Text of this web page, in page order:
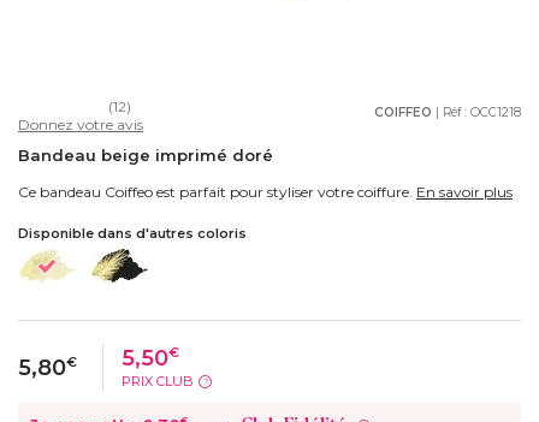
COIFFEO | Réf : OCC1218
(12)
Donnez votre avis
Bandeau beige imprimé doré
Ce bandeau Coiffeo est parfait pour styliser votre coiffure. En savoir plus
Disponible dans d'autres coloris
5,80€ 5,50€
PRIX CLUB ?